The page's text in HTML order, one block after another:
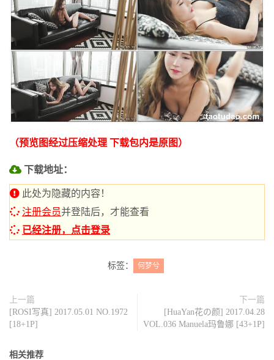
（预览图经过压缩处理 下载包内是原图）
下载地址：
此处为隐藏的内容！
注册会员并登陆后，才能查看
已经注册，点击登录
标签： 何梦兮
上一篇
[ROSI写真] 2017.05.01 NO.1972
[18+1P]
下一篇
[HuaYan花の颜] 2017.04.28
VOL.036 Manuela玛鲁娜 [43+1P]
相关推荐